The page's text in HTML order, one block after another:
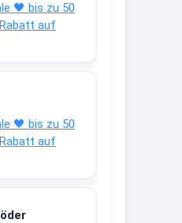
🖤 bis zu 50
auf
🖤 bis zu 50
auf
Spritz / Aperol
gibt es nicht mehr